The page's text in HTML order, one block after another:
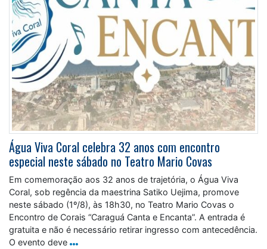
Água Viva Coral celebra 32 anos com encontro
especial neste sábado no Teatro Mario Covas
Em comemoração aos 32 anos de trajetória, o Água Viva
Coral, sob regência da maestrina Satiko Uejima, promove
neste sábado (1º/8), às 18h30, no Teatro Mario Covas o
Encontro de Corais “Caraguá Canta e Encanta”. A entrada é
gratuita e não é necessário retirar ingresso com antecedência.
O evento deve